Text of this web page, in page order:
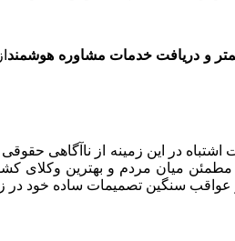
و دریافت خدمات مشاوره هوشمند
در این زمینه از ناآگاهی حقوقی
مطمئن میان مردم و بهترین
عواقب سنگین تصمیمات ساده خود در